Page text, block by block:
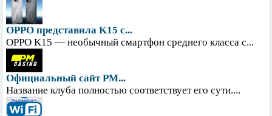
OPPO представила K15 с...
OPPO K15 — необычный смартфон среднего класса с...
Официальный сайт PM...
Название клуба полностью соответствует его сути....